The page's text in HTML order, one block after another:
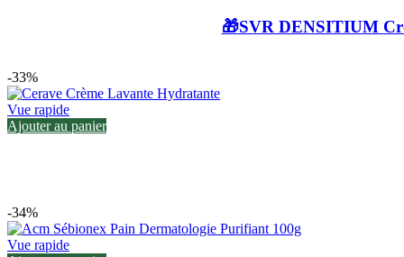
🎁SVR DENSITIUM
-33%
Vue rapide
Ajouter au panier
-34%
Vue rapide